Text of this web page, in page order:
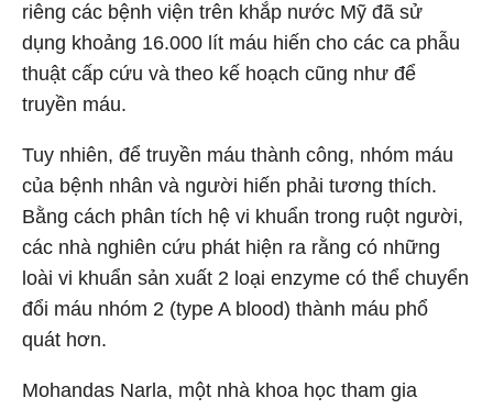
riêng các bệnh viện trên khắp nước Mỹ đã sử
dụng khoảng 16.000 lít máu hiến cho các ca phẫu
thuật cấp cứu và theo kế hoạch cũng như để
truyền máu.
Tuy nhiên, để truyền máu thành công, nhóm máu
của bệnh nhân và người hiến phải tương thích.
Bằng cách phân tích hệ vi khuẩn trong ruột người,
các nhà nghiên cứu phát hiện ra rằng có những
loài vi khuẩn sản xuất 2 loại enzyme có thể chuyển
đổi máu nhóm 2 (type A blood) thành máu phổ
quát hơn.
Mohandas Narla, một nhà khoa học tham gia